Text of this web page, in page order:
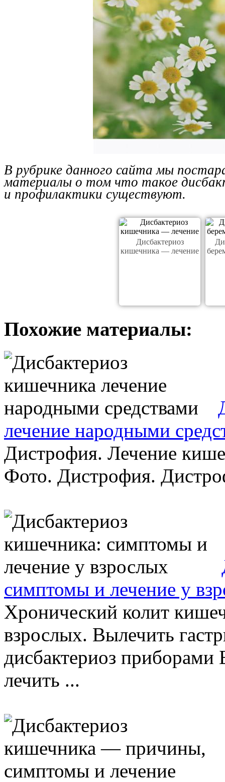
В рубрике данного сайта мы
материалы о том что такое
и профилактики существуют.
Дисбактериоз
кишечника — лечение
Похожие материалы:
лечение народными
Дистрофия. Лечение
Фото. Дистрофия.
симптомы и лечение у
Хронический колит
взрослых. Вылечить
дисбактериоз
лечить ...